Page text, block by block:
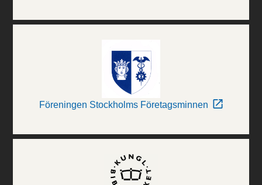
Föreningen Stockholms Företagsminnen